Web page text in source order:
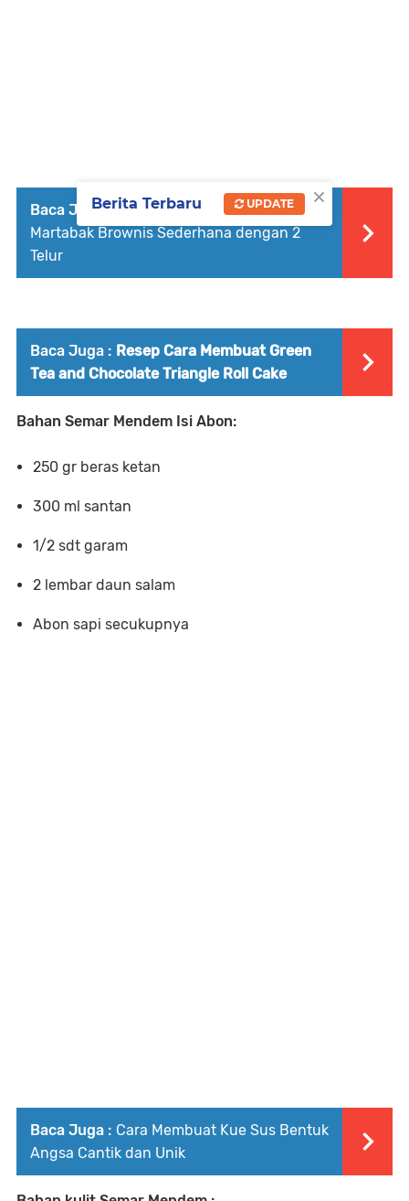
Baca Juga : Resep Cara Membuat
Martabak Brownis Sederhana dengan 2
Telur
Baca Juga : Resep Cara Membuat Green
Tea and Chocolate Triangle Roll Cake
Bahan Semar Mendem Isi Abon:
250 gr beras ketan
300 ml santan
1/2 sdt garam
2 lembar daun salam
Abon sapi secukupnya
Baca Juga : Cara Membuat Kue Sus Bentuk
Angsa Cantik dan Unik
×
Berita Terbaru UPDATE